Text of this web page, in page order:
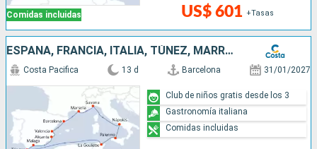
Comidas incluidas US$ 601 +Tasas
ESPAÑA, FRANCIA, ITALIA, TÚNEZ, MARRUECOS
Costa Pacifica 13 d Barcelona 31/01/2027
Club de niños gratis desde los 3
Gastronomía italiana
Comidas incluidas